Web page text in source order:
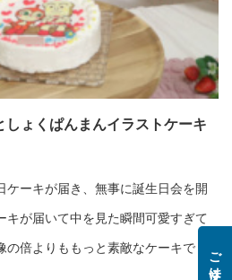
しょくぱんまんイラストケーキ
ケーキが届き、無事に誕生日会を開
が届いて中を見た瞬間可愛すぎて
倍よりももっと素敵なケーキでし